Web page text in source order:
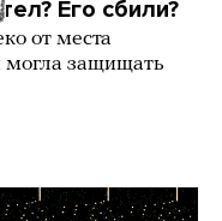
Его сбили?
от места
могла защищать